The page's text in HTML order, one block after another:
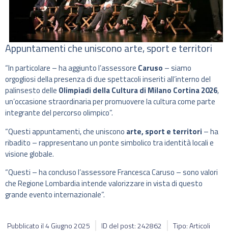
Appuntamenti che uniscono arte, sport e territori
“In particolare – ha aggiunto l’assessore Caruso – siamo
orgogliosi della presenza di due spettacoli inseriti all’interno del
palinsesto delle Olimpiadi della Cultura di Milano Cortina 2026,
un’occasione straordinaria per promuovere la cultura come parte
integrante del percorso olimpico”.
“Questi appuntamenti, che uniscono arte, sport e territori – ha
ribadito – rappresentano un ponte simbolico tra identità locali e
visione globale.
“Questi – ha concluso l’assessore Francesca Caruso – sono valori
che Regione Lombardia intende valorizzare in vista di questo
grande evento internazionale”.
Pubblicato il4 Giugno 2025 ID del post: 242862 Tipo: Articoli